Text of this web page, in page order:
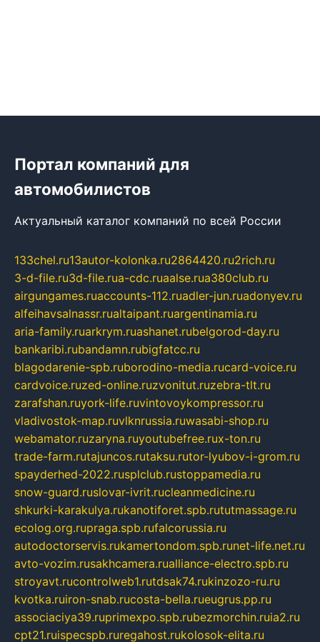
Портал компаний для
автомобилистов
Актуальный каталог компаний по всей России
133chel.ru13autor-kolonka.ru2864420.ru2rich.ru
3-d-file.ru3d-file.rua-cdc.ruaalse.rua380club.ru
airgungames.ruaccounts-112.ruadler-jun.ruadonyev.ru
alfeihavsalnassr.rualtaipant.ruargentinamia.ru
aria-family.ruarkrym.ruashanet.rubelgorod-day.ru
bankaribi.rubandamn.rubigfatcc.ru
blagodarenie-spb.ruborodino-media.rucard-voice.ru
cardvoice.ruzed-online.ruzvonitut.ruzebra-tlt.ru
zarafshan.ruyork-life.ruvintovoykompressor.ru
vladivostok-map.ruvlknrussia.ruwasabi-shop.ru
webamator.ruzaryna.ruyoutubefree.rux-ton.ru
trade-farm.rutajuncos.rutaksu.rutor-lyubov-i-grom.ru
spayderhed-2022.rusplclub.rustoppamedia.ru
snow-guard.ruslovar-ivrit.rucleanmedicine.ru
shkurki-karakulya.rukanotiforet.spb.rututmassage.ru
ecolog.org.rupraga.spb.rufalcorussia.ru
autodoctorservis.rukamertondom.spb.runet-life.net.ru
avto-vozim.rusakhcamera.rualliance-electro.spb.ru
stroyavt.rucontrolweb1.rutdsak74.rukinzozo-ru.ru
kvotka.ruiron-snab.rucosta-bella.rueugrus.pp.ru
associaciya39.ruprimexpo.spb.rubezmorchin.ruia2.ru
cpt21.ruispecspb.ruregahost.rukolosok-elita.ru